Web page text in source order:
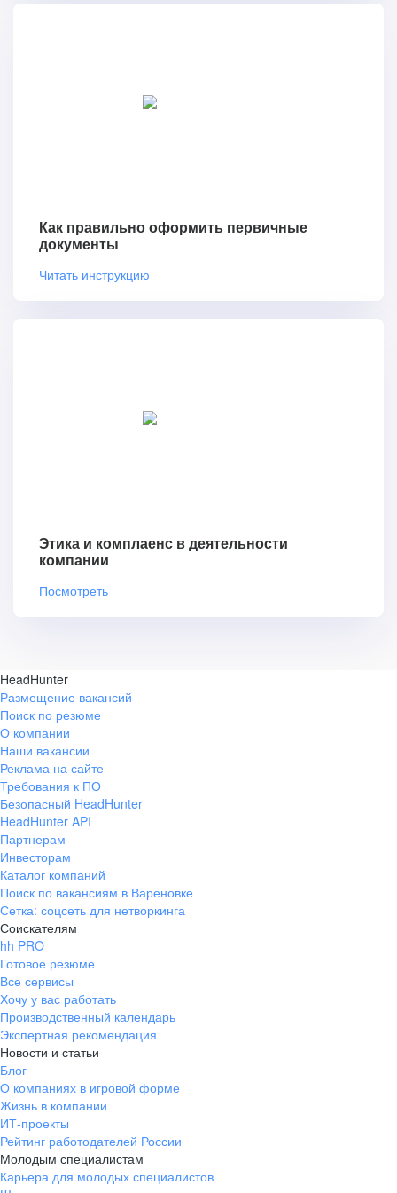
Как правильно оформить первичные
документы
Читать инструкцию
Этика и комплаенс в деятельности
компании
Посмотреть
HeadHunter
Размещение вакансий
Поиск по резюме
О компании
Наши вакансии
Реклама на сайте
Требования к ПО
Безопасный HeadHunter
HeadHunter API
Партнерам
Инвесторам
Каталог компаний
Поиск по вакансиям в Вареновке
Сетка: соцсеть для нетворкинга
Соискателям
hh PRO
Готовое резюме
Все сервисы
Хочу у вас работать
Производственный календарь
Экспертная рекомендация
Новости и статьи
Блог
О компаниях в игровой форме
Жизнь в компании
ИТ-проекты
Рейтинг работодателей России
Молодым специалистам
Карьера для молодых специалистов